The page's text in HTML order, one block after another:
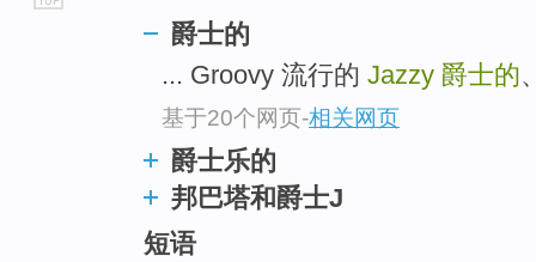
爵士的
... Groovy 流行的 Jazzy 爵士的
基于20个网页-相关网页
爵士乐的
邦巴塔和爵士J
短语